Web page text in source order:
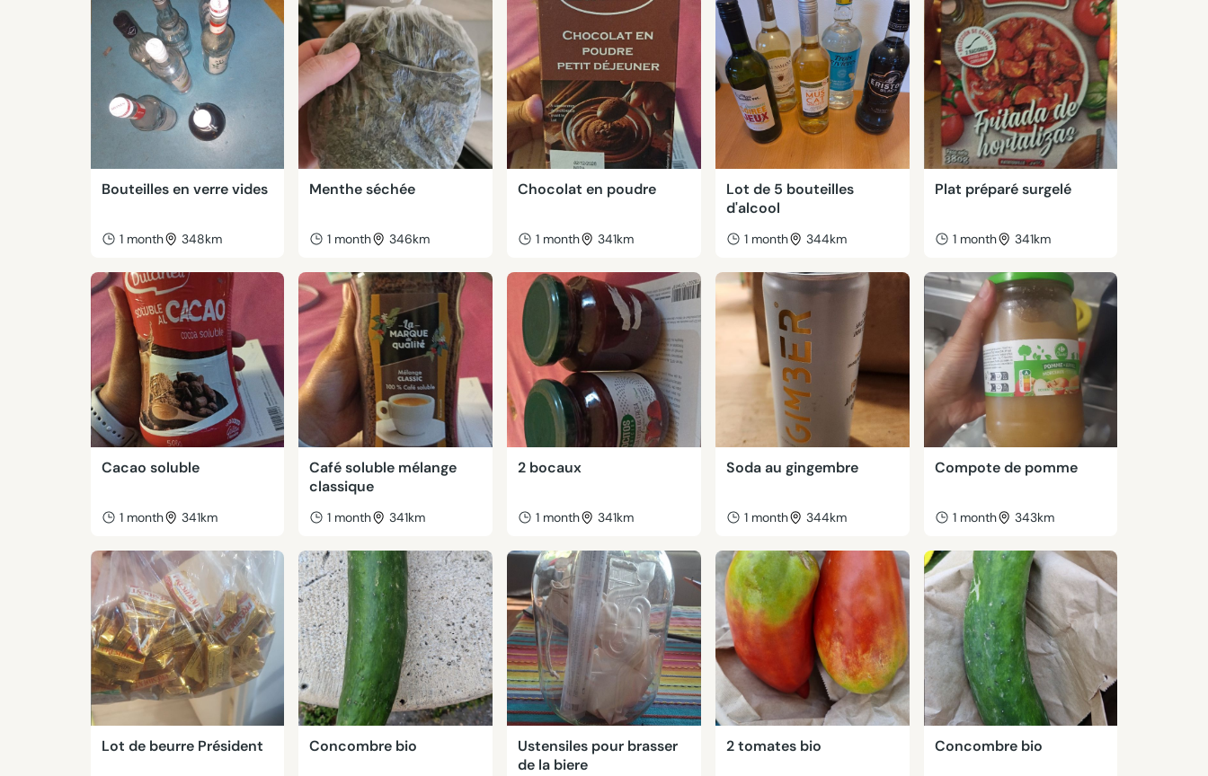
Bouteilles en verre vides
1 month 348km
Menthe séchée
1 month 346km
Chocolat en poudre
1 month 341km
Lot de 5 bouteilles
d'alcool
1 month 344km
Plat préparé surgelé
1 month 341km
Cacao soluble
1 month 341km
Café soluble mélange
classique
1 month 341km
2 bocaux
1 month 341km
Soda au gingembre
1 month 344km
Compote de pomme
1 month 343km
Lot de beurre Président Concombre bio
Ustensiles pour brasser
de la biere
2 tomates bio Concombre bio